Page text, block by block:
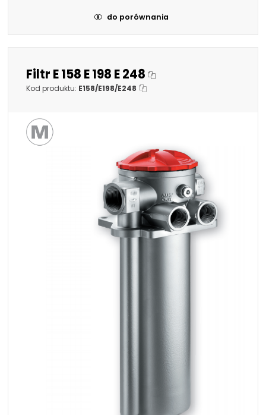
do porównania
Filtr E 158 E 198 E 248
Kod produktu: E158/E198/E248